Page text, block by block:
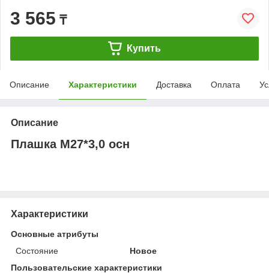
3 565 ₸
Купить
Описание Характеристики Доставка Оплата
Описание
Плашка М27*3,0 осн
Характеристики
Основные атрибуты
Состояние
Новое
Пользовательские характеристики